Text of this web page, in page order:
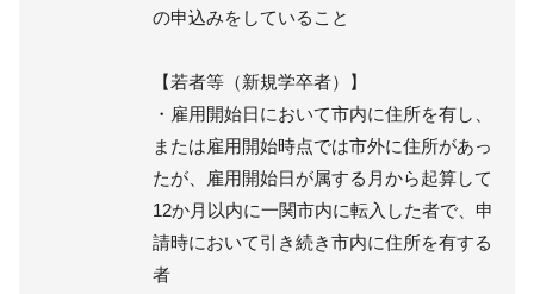
の申込みをしていること
【若者等（新規学卒者）】
・雇用開始日において市内に住所を有し、
または雇用開始時点では市外に住所があっ
たが、雇用開始日が属する月から起算して
12か月以内に一関市内に転入した者で、申
請時において引き続き市内に住所を有する
者